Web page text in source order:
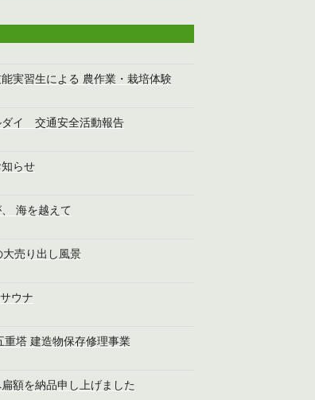
実習生による 農作業・栽培体験
ダイ 交通安全活動報告
らせ
海を越えて
売り出し風景
ウナ
重塔 建造物保存修理事業
額を納品申し上げました